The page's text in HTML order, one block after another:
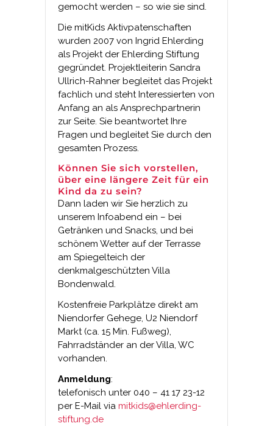
gemocht werden – so wie sie sind.
Die mitKids Aktivpatenschaften
wurden 2007 von Ingrid Ehlerding
als Projekt der Ehlerding Stiftung
gegründet. Projektleiterin Sandra
Ullrich-Rahner begleitet das Projekt
fachlich und steht Interessierten von
Anfang an als Ansprechpartnerin
zur Seite. Sie beantwortet Ihre
Fragen und begleitet Sie durch den
gesamten Prozess.
Können Sie sich vorstellen,
über eine längere Zeit für ein
Kind da zu sein?
Dann laden wir Sie herzlich zu
unserem Infoabend ein – bei
Getränken und Snacks, und bei
schönem Wetter auf der Terrasse
am Spiegelteich der
denkmalgeschützten Villa
Bondenwald.
Kostenfreie Parkplätze direkt am
Niendorfer Gehege, U2 Niendorf
Markt (ca. 15 Min. Fußweg),
Fahrradständer an der Villa, WC
vorhanden.
Anmeldung:
telefonisch unter 040 – 41 17 23-12
per E-Mail via mitkids@ehlerding-
stiftung.de